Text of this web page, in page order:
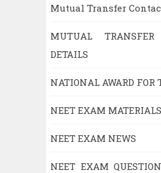
Mutual Transfer
MUTUAL TRANSFER
DETAILS
NATIONAL AWARD FOR
NEET EXAM
NEET EXAM NEWS
NEET EXAM